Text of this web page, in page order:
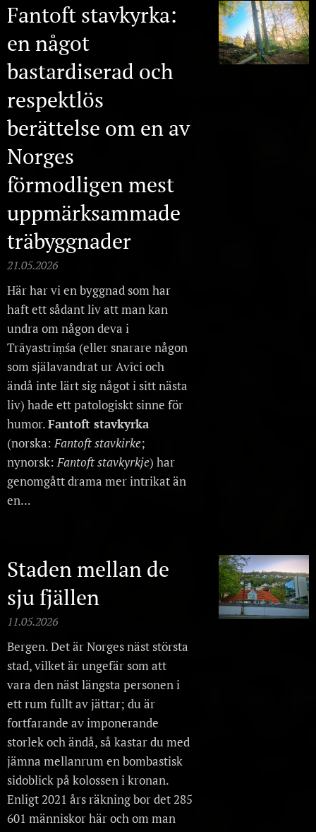
Fantoft stavkyrka:
en något
bastardiserad och
respektlös
berättelse om en av
Norges
förmodligen mest
uppmärksammade
träbyggnader
21.05.2026
Här har vi en byggnad som har
haft ett sådant liv att man kan
undra om någon deva i
Trāyastriṃśa (eller snarare någon
som själavandrat ur Avīci och
ändå inte lärt sig något i sitt nästa
liv) hade ett patologiskt sinne för
humor.Fantoft stavkyrka
(norska:Fantoft stavkirke;
nynorsk:Fantoft stavkyrkje) har
genomgått drama mer intrikat än
en...
Staden mellan de
sju fjällen
11.05.2026
Bergen. Det är Norges näst största
stad, vilket är ungefär som att
vara den näst längsta personen i
ett rum fullt av jättar; du är
fortfarande av imponerande
storlek och ändå, så kastar du med
jämna mellanrum en bombastisk
sidoblick på kolossen i kronan.
Enligt 2021 års räkning bor det 285
601 människor här och om man